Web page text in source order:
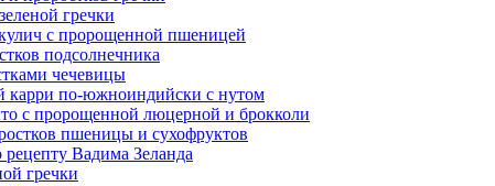
гречки
с пророщенной пшеницей
подсолнечника
чечевицы
карри по-южноиндийски с нутом
с пророщенной люцерной и брокколи
пшеницы и сухофруктов
Вадима Зеланда
гречки